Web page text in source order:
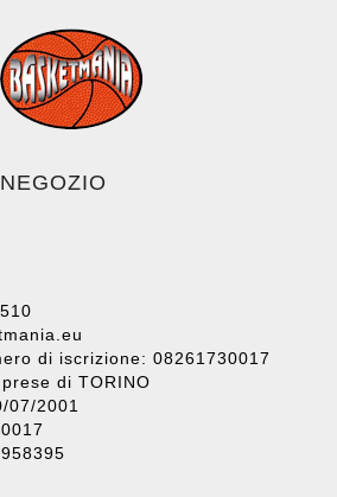
di iscrizione: 08261730017
di TORINO
07/2001